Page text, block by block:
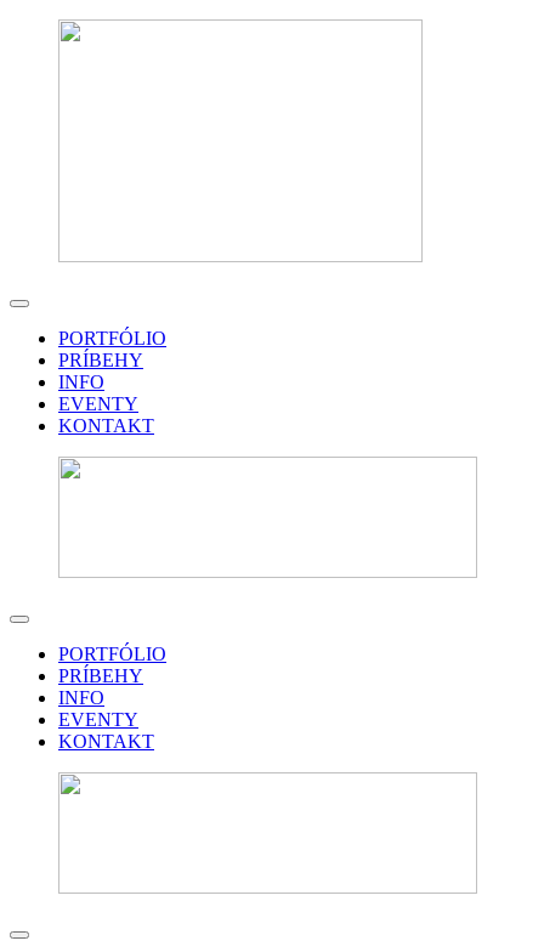
PORTFÓLIO
PRÍBEHY
INFO
EVENTY
KONTAKT
PORTFÓLIO
PRÍBEHY
INFO
EVENTY
KONTAKT